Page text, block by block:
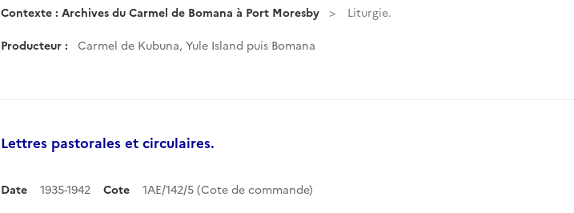
Contexte : Archives du Carmel de Bomana à Port Moresby Liturgie.
Producteur : Carmel de Kubuna, Yule Island puis Bomana
Lettres pastorales et circulaires.
Date 1935-1942 Cote 1AE/142/5 (Cote de commande)